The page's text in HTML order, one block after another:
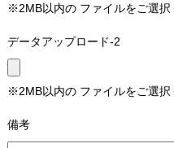
※2MB以内の ファイルをご選択
データアップロード-2
※2MB以内の ファイルをご選択
備考